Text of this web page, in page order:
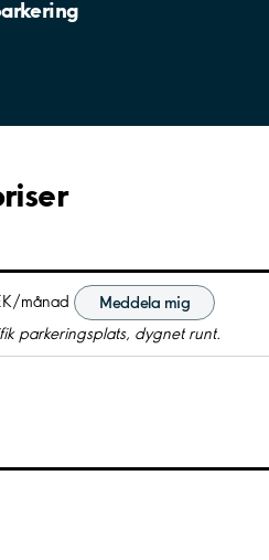
månad
Meddela mig
parkeringsplats, dygnet runt.